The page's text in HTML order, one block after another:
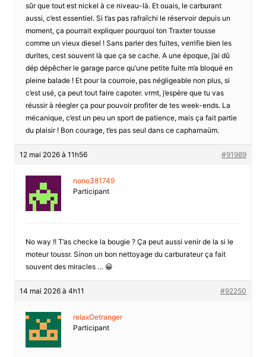
sûr que tout est nickel à ce niveau-là. Et ouais, le carburant
aussi, c’est essentiel. Si t’as pas rafraîchi le réservoir depuis un
moment, ça pourrait expliquer pourquoi ton Traxter tousse
comme un vieux diesel ! Sans parler des fuites, verrifie bien les
durites, cest souvent là que ça se cache. A une époque, j’ai dû
dép dépêcher le garage parce qu’une petite fuite m’a bloqué en
pleine balade ! Et pour la courroie, pas négligeable non plus, si
c’est usé, ça peut tout faire capoter. vrmt, j’espère que tu vas
réussir à réegler ça pour pouvoir profiter de tes week-ends. La
mécanique, c’est un peu un sport de patience, mais ça fait partie
du plaisir ! Bon courage, t’es pas seul dans ce capharnaüm.
12 mai 2026 à 11h56 #91989
nono381749
Participant
No way !! T’as checke la bougie ? Ça peut aussi venir de la si le
moteur toussr. Sinon un bon nettoyage du carburateur ça fait
souvent des miracles … 😀
14 mai 2026 à 4h11 #92250
relaxOetranger
Participant